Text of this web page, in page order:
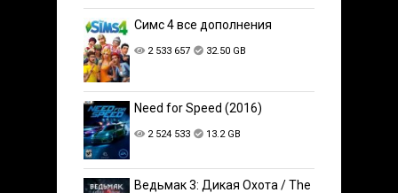
Симс 4 все дополнения
2 533 657 32.50 GB
Need for Speed (2016)
2 524 533 13.2 GB
Ведьмак 3: Дикая Охота / The